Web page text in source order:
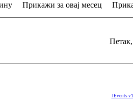
Прикажи за овај месец
JEvents